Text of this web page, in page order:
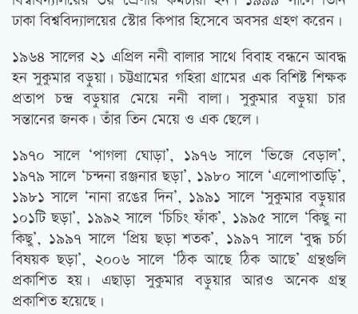
ঢাকা বিশ্ববিদ্যালয়ের স্টোর কিপার হিসেবে অবসর গ্রহণ করেন।
১৯৬৪ সালের ২১ এপ্রিল ননী বালার সাথে বিবাহ বন্ধনে আবদ্ধ
হন সুকুমার বড়ুয়া। চট্টগ্রামের গহিরা গ্রামের এক বিশিষ্ট শিক্ষক
প্রতাপ চন্দ্র বড়ুয়ার মেয়ে ননী বালা। সুকুমার বড়ুয়া চার
সন্তানের জনক। তাঁর তিন মেয়ে ও এক ছেলে।
১৯৭০ সালে ‘পাগলা ঘোড়া’, ১৯৭৬ সালে ‘ভিজে বেড়াল’,
১৯৭৯ সালে ‘চন্দনা রঞ্জনার ছড়া’, ১৯৮০ সালে ‘এলোপাতাড়ি’,
১৯৮১ সালে ‘নানা রঙের দিন’, ১৯৯১ সালে ‘সুকুমার বড়ুয়ার
১০১টি ছড়া’, ১৯৯২ সালে ‘চিচিং ফাঁক’, ১৯৯৫ সালে ‘কিছু না
কিছু’, ১৯৯৭ সালে ‘প্রিয় ছড়া শতক’, ১৯৯৭ সালে ‘বুদ্ধ চর্চা
বিষয়ক ছড়া’, ২০০৬ সালে ‘ঠিক আছে ঠিক আছে’ গ্রন্থগুলি
প্রকাশিত হয়। এছাড়া সুকুমার বড়ুয়ার আরও অনেক গ্রন্থ
প্রকাশিত হয়েছে।